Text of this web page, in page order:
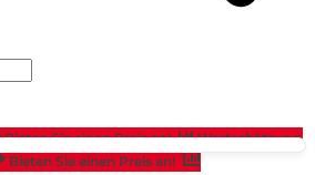
Bieten Sie einen Preis an!
Wertschätzung
Bieten Sie einen Preis an!